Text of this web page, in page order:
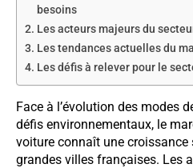
besoins
Les acteurs majeurs du
Les tendances actuelles du
Les défis à relever pour le
Face à l’évolution des modes
défis environnementaux, le
voiture connaît une
grandes villes françaises. Les